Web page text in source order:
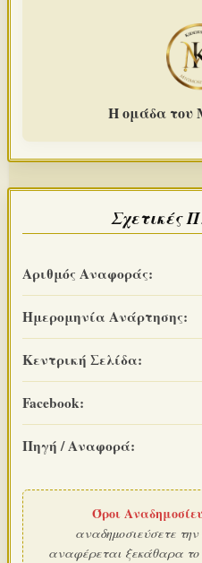
Η ομάδα του
Σχετικές
Αριθμός Αναφοράς:
Ημερομηνία Ανάρτησης:
Κεντρική Σελίδα:
Facebook:
Πηγή / Αναφορά:
Όροι
αναδημοσιεύσετε
αναφέρεται ξεκάθαρα το